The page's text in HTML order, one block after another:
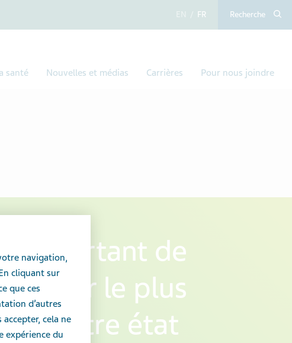
anglais françaisRecherche
santé Nouvelles et médias Carrières Pour nous joindre
important de
le plus
votre état
navigation,
cliquant sur
que ces
d’autres
cela ne
expérience du